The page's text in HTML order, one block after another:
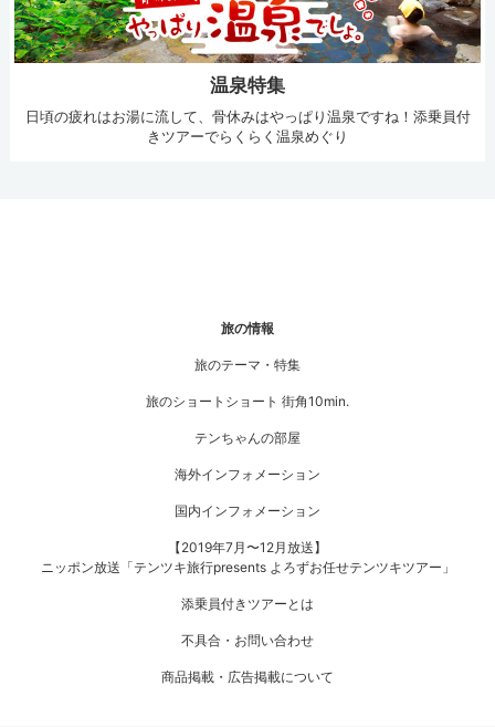
温泉特集
日頃の疲れはお湯に流して、骨休みはやっぱり温泉ですね！添乗員付
きツアーでらくらく温泉めぐり
旅の情報
旅のテーマ・特集
旅のショートショート 街角10min.
テンちゃんの部屋
海外インフォメーション
国内インフォメーション
【2019年7月〜12月放送】
ニッポン放送「テンツキ旅行presents よろずお任せテンツキツアー」
添乗員付きツアーとは
不具合・お問い合わせ
商品掲載・広告掲載について